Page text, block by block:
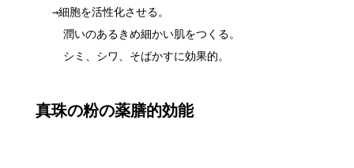
→細胞を活性化させる。
潤いのあるきめ細かい肌をつくる。
真珠の粉の薬膳的効能